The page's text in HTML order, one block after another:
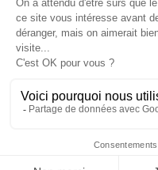
2 January 2026